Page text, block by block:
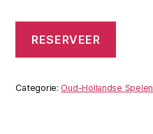
meter
quantity
RESERVEER
Categorie: Oud-Hollandse Spelen